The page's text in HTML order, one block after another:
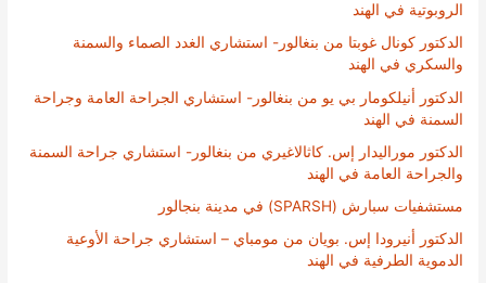
الروبوتية في الهند
الدكتور كونال غوبتا من بنغالور- استشاري الغدد الصماء والسمنة
والسكري في الهند
الدكتور أنيلكومار بي يو من بنغالور- استشاري الجراحة العامة وجراحة
السمنة في الهند
الدكتور موراليدار إس. كاثالاغيري من بنغالور- استشاري جراحة السمنة
والجراحة العامة في الهند
مستشفيات سبارش (SPARSH) في مدينة بنجالور
الدكتور أنيرودا إس. بويان من مومباي – استشاري جراحة الأوعية
الدموية الطرفية في الهند